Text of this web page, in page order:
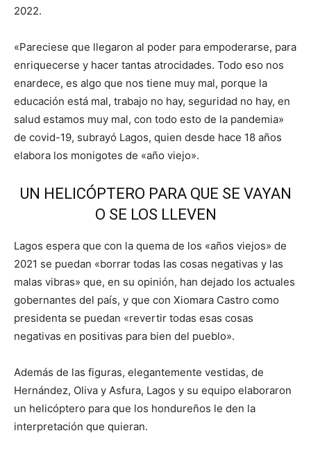
2022.
«Pareciese que llegaron al poder para empoderarse, para
enriquecerse y hacer tantas atrocidades. Todo eso nos
enardece, es algo que nos tiene muy mal, porque la
educación está mal, trabajo no hay, seguridad no hay, en
salud estamos muy mal, con todo esto de la pandemia»
de covid-19, subrayó Lagos, quien desde hace 18 años
elabora los monigotes de «año viejo».
UN HELICÓPTERO PARA QUE SE VAYAN
O SE LOS LLEVEN
Lagos espera que con la quema de los «años viejos» de
2021 se puedan «borrar todas las cosas negativas y las
malas vibras» que, en su opinión, han dejado los actuales
gobernantes del país, y que con Xiomara Castro como
presidenta se puedan «revertir todas esas cosas
negativas en positivas para bien del pueblo».
Además de las figuras, elegantemente vestidas, de
Hernández, Oliva y Asfura, Lagos y su equipo elaboraron
un helicóptero para que los hondureños le den la
interpretación que quieran.